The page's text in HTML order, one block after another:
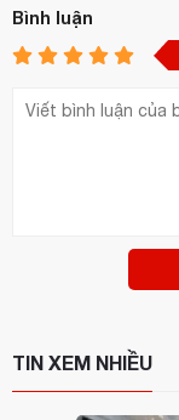
Bình luận
TIN XEM NHIỀU